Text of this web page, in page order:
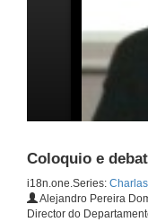
Coloquio e
i18n.one.Series:
Alejandro Pereira
Director do